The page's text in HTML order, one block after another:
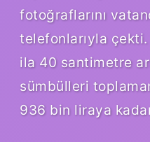
fotoğraflarını
telefonlarıyla
ila 40 santimetre
sümbülleri
936 bin liraya